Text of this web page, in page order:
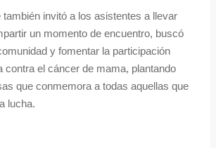
también invitó a los asistentes a llevar
un momento de encuentro, buscó
y fomentar la participación
contra el cáncer de mama, plantando
que conmemora a todas aquellas que
lucha.